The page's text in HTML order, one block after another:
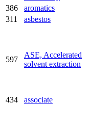
386
aromatics
311
asbestos
597
ASE, Accelerated
solvent extraction
434 associate